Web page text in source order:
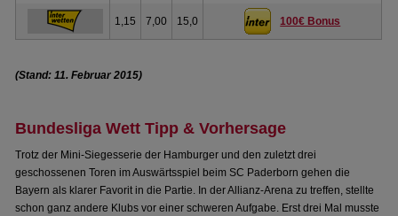
1,15 7,00 15,0 100€ Bonus
(Stand: 11. Februar 2015)
Bundesliga Wett Tipp & Vorhersage
Trotz der Mini-Siegesserie der Hamburger und den zuletzt drei
geschossenen Toren im Auswärtsspiel beim SC Paderborn gehen die
Bayern als klarer Favorit in die Partie. In der Allianz-Arena zu treffen, stellte
schon ganz andere Klubs vor einer schweren Aufgabe. Erst drei Mal musste